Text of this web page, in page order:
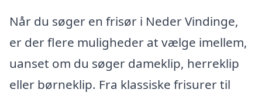
Når du søger en frisør i Neder Vindinge,
er der flere muligheder at vælge imellem,
uanset om du søger dameklip, herreklip
eller børneklip. Fra klassiske frisurer til